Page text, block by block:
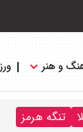
و هنر
تنگه هرمز